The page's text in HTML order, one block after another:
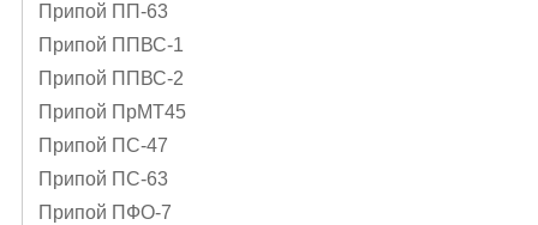
Припой ПП-63
Припой ППВС-1
Припой ППВС-2
Припой ПрМТ45
Припой ПС-47
Припой ПС-63
Припой ПФО-7